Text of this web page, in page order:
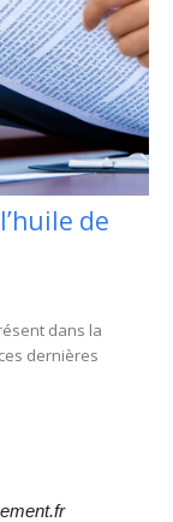
de
dans la
dernières